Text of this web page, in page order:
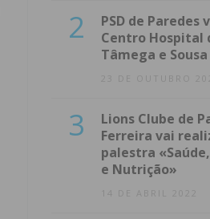
2
PSD de Paredes
Centro Hospital
Tâmega e Sousa
23 DE OUTUBRO
3
Lions Clube de
Ferreira vai
palestra
e Nutrição»
14 DE ABRIL 2022